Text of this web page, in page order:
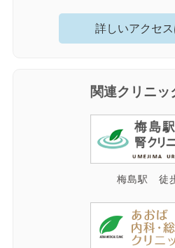
詳しいアクセ
関連クリニッ
梅島駅 徒